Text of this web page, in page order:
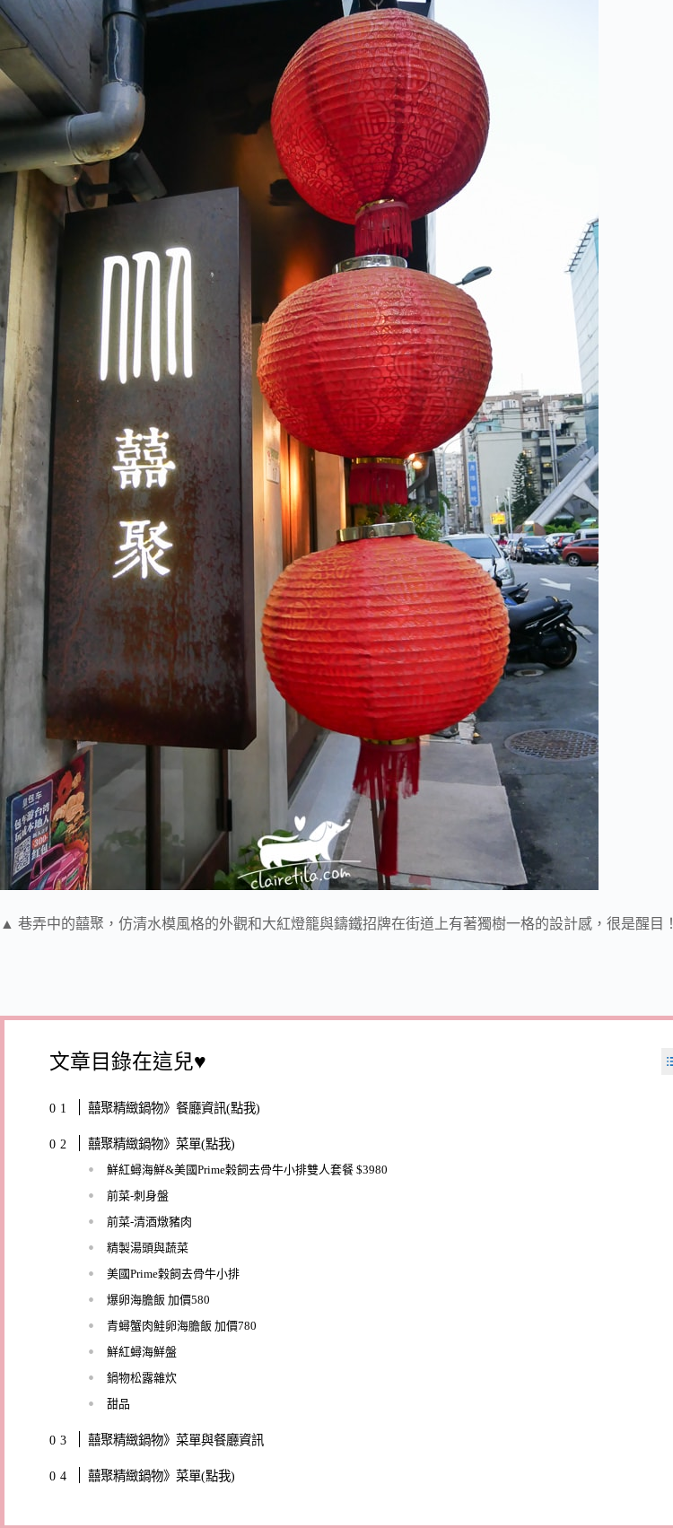
▲ 巷弄中的囍聚，仿清水模風格的外觀和大紅燈籠與鑄鐵招牌在街道上有著獨樹一格的設計感，很是醒目！
文章目錄在這兒♥
囍聚精緻鍋物》餐廳資訊(點我)
囍聚精緻鍋物》菜單(點我)
鮮紅蟳海鮮&美國Prime榖飼去骨牛小排雙人套餐 $3980
前菜-刺身盤
前菜-清酒燉豬肉
精製湯頭與蔬菜
美國Prime榖飼去骨牛小排
爆卵海膽飯 加價580
青蟳蟹肉鮭卵海膽飯 加價780
鮮紅蟳海鮮盤
鍋物松露雜炊
甜品
囍聚精緻鍋物》菜單與餐廳資訊
囍聚精緻鍋物》菜單(點我)